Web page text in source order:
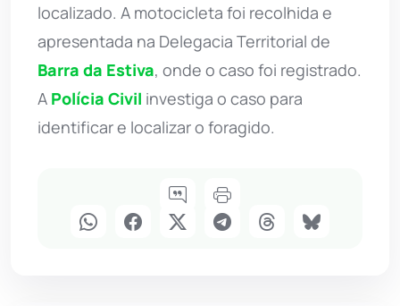
localizado. A motocicleta foi recolhida e
apresentada na Delegacia Territorial de
Barra da Estiva, onde o caso foi registrado.
A Polícia Civil investiga o caso para
identificar e localizar o foragido.